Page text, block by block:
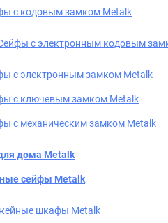
с кодовым замком Metalk
с электронным кодовым
с электронным замком Metalk
с ключевым замком Metalk
с механическим замком Metalk
дома Metalk
сейфы Metalk
шкафы Metalk